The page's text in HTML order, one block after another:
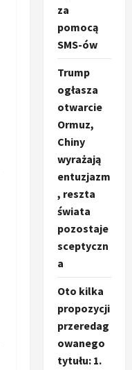
za
pomocą
SMS-ów
Trump
ogłasza
otwarcie
Ormuz,
Chiny
wyrażają
entuzjazm
, reszta
świata
pozostaje
sceptyczn
a
Oto kilka
propozycji
przeredag
owanego
tytułu: 1.